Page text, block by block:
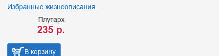
Избранные жизнеописания
Плутарх
235 р.
В корзину